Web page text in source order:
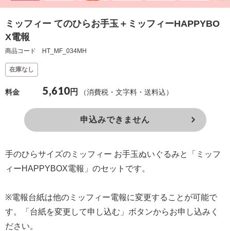
ご
認
員
ご
利
ガ
イ
ミッフィー てのひらお手玉＋ミッフィーHAPPYBO
X電報
商品コード HT_MF_034MH
在庫なし
料金 5,610円 （消費税・文字料・送料込）
申込みできません
手のひらサイズのミッフィー お手玉ぬいぐるみと「ミッフ
ィーHAPPYBOX電報」のセットです。
※電報台紙は他のミッフィー電報に変更することが可能で
す。「台紙を変更して申し込む」ボタンからお申し込みく
ださい。